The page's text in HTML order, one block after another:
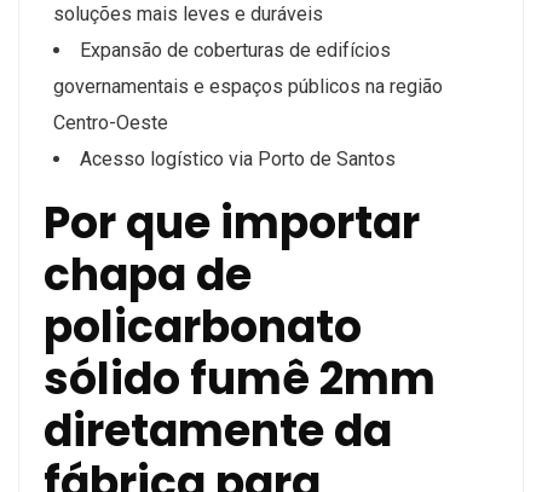
soluções mais leves e duráveis
Expansão de coberturas de edifícios
governamentais e espaços públicos na região
Centro-Oeste
Acesso logístico via Porto de Santos
Por que importar
chapa de
policarbonato
sólido fumê 2mm
diretamente da